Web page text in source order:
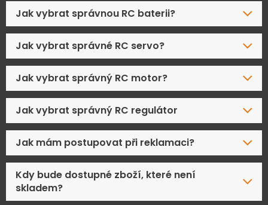
Jak vybrat správnou RC baterii?
Jak vybrat správné RC servo?
Jak vybrat správný RC motor?
Jak vybrat správný RC regulátor
Jak mám postupovat při reklamaci?
Kdy bude dostupné zboží, které není
skladem?